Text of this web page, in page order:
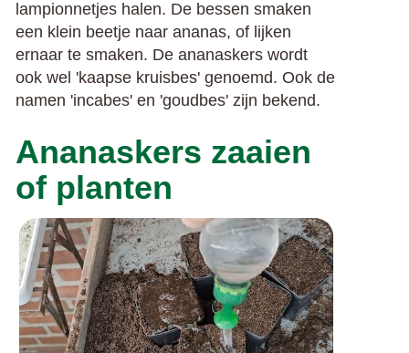
lampionnetjes halen. De bessen smaken
een klein beetje naar ananas, of lijken
ernaar te smaken. De ananaskers wordt
ook wel 'kaapse kruisbes' genoemd. Ook de
namen 'incabes' en 'goudbes' zijn bekend.
Ananaskers zaaien
of planten